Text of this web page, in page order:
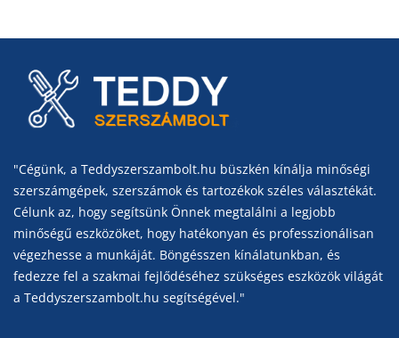
"Cégünk, a Teddyszerszambolt.hu büszkén kínálja minőségi
szerszámgépek, szerszámok és tartozékok széles választékát.
Célunk az, hogy segítsünk Önnek megtalálni a legjobb
minőségű eszközöket, hogy hatékonyan és professzionálisan
végezhesse a munkáját. Böngésszen kínálatunkban, és
fedezze fel a szakmai fejlődéséhez szükséges eszközök világát
a Teddyszerszambolt.hu segítségével."